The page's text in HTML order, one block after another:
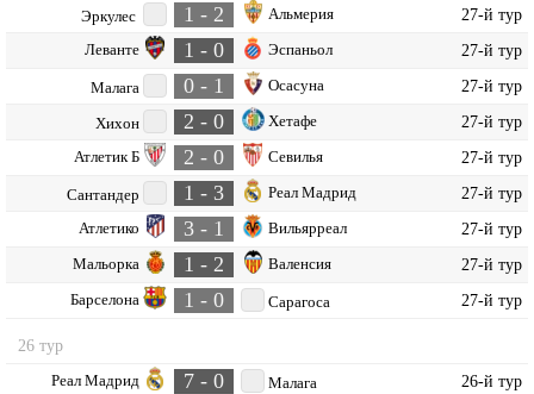
Эркулес 1 - 2 Альмерия 27-й тур
Леванте 1 - 0 Эспаньол 27-й тур
Малага 0 - 1 Осасуна 27-й тур
Хихон 2 - 0 Хетафе 27-й тур
Атлетик Б 2 - 0 Севилья 27-й тур
Сантандер 1 - 3 Реал Мадрид 27-й тур
Атлетико 3 - 1 Вильярреал 27-й тур
Мальорка 1 - 2 Валенсия 27-й тур
Барселона 1 - 0 Сарагоса 27-й тур
26 тур
Реал Мадрид 7 - 0 Малага 26-й тур